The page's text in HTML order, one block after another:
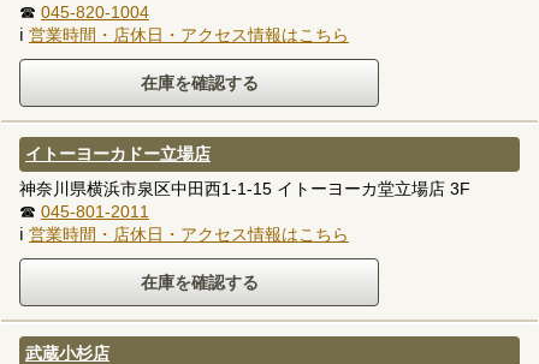
☎ 045-820-1004
ℹ 営業時間・店休日・アクセス情報はこちら
イトーヨーカドー立場店
神奈川県横浜市泉区中田西1-1-15 イトーヨーカ堂立場店 3F
☎ 045-801-2011
ℹ 営業時間・店休日・アクセス情報はこちら
武蔵小杉店